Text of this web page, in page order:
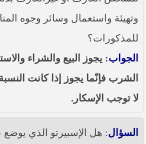
وتهيئة واستعمال وسائر وجوه
للمذكورات؟
الجواب: يجوز البيع والشراء
الشرب فإنّما يجوز إذا كانت
لا توجب الإسكار.
السؤال: هل الإسبيرتو الذي